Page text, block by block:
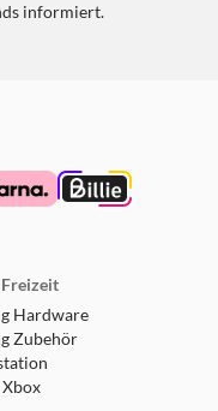
informiert.
Hardware
Zubehör